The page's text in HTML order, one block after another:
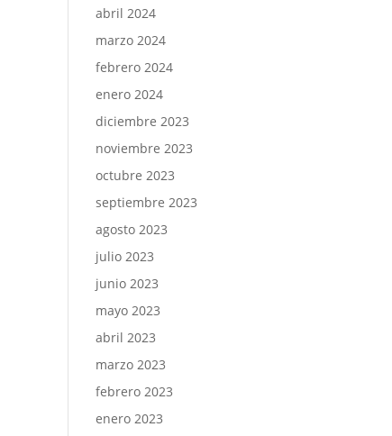
abril 2024
marzo 2024
febrero 2024
enero 2024
diciembre 2023
noviembre 2023
octubre 2023
septiembre 2023
agosto 2023
julio 2023
junio 2023
mayo 2023
abril 2023
marzo 2023
febrero 2023
enero 2023